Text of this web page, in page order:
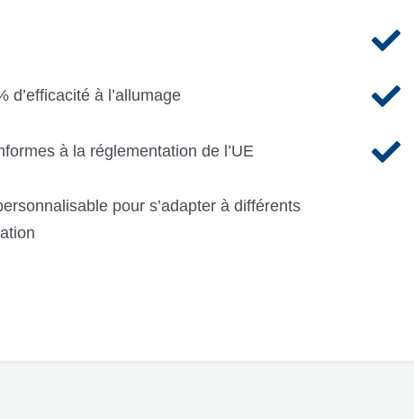
d’efficacité à l’allumage
à la réglementation de l’UE
pour s’adapter à différents


